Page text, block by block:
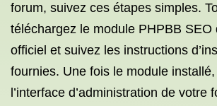
forum, suivez ces étapes simples.
téléchargez le module PHPBB SEO
officiel et suivez les instructions
fournies. Une fois le module
l’interface d’administration de votre